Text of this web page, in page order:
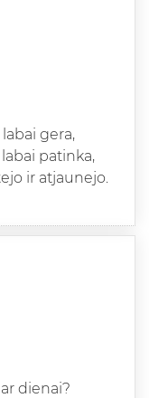
gera,
patinka,
ir atjaunejo.
dienai?